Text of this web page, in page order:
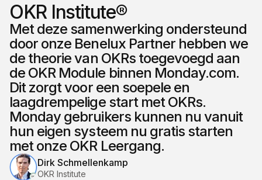
OKR Institute®
Met deze samenwerking ondersteund
door onze Benelux Partner hebben we
de theorie van OKRs toegevoegd aan
de OKR Module binnen Monday.com.
Dit zorgt voor een soepele en
laagdrempelige start met OKRs.
Monday gebruikers kunnen nu vanuit
hun eigen systeem nu gratis starten
met onze OKR Leergang.
Dirk Schmellenkamp
OKR Institute